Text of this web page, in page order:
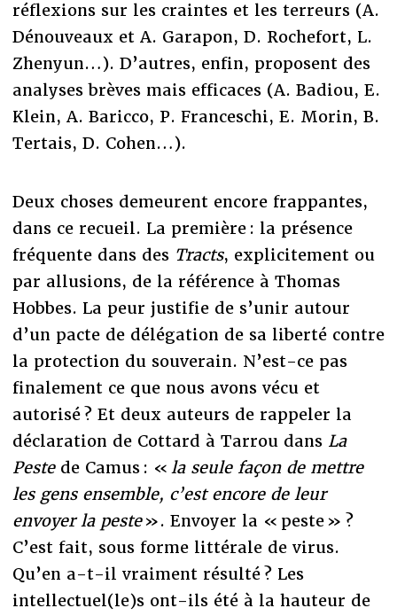
réflexions sur les craintes et les terreurs (A.
Dénouveaux et A. Garapon, D. Rochefort, L.
Zhenyun…). D’autres, enfin, proposent des
analyses brèves mais efficaces (A. Badiou, E.
Klein, A. Baricco, P. Franceschi, E. Morin, B.
Tertais, D. Cohen…).
Deux choses demeurent encore frappantes,
dans ce recueil. La première : la présence
fréquente dans des Tracts, explicitement ou
par allusions, de la référence à Thomas
Hobbes. La peur justifie de s’unir autour
d’un pacte de délégation de sa liberté contre
la protection du souverain. N’est-ce pas
finalement ce que nous avons vécu et
autorisé ? Et deux auteurs de rappeler la
déclaration de Cottard à Tarrou dans La
Pestede Camus : « la seule façon de mettre
les gens ensemble, c’est encore de leur
envoyer la peste». Envoyer la « peste » ?
C’est fait, sous forme littérale de virus.
Qu’en a-t-il vraiment résulté ? Les
intellectuel(le)s ont-ils été à la hauteur de